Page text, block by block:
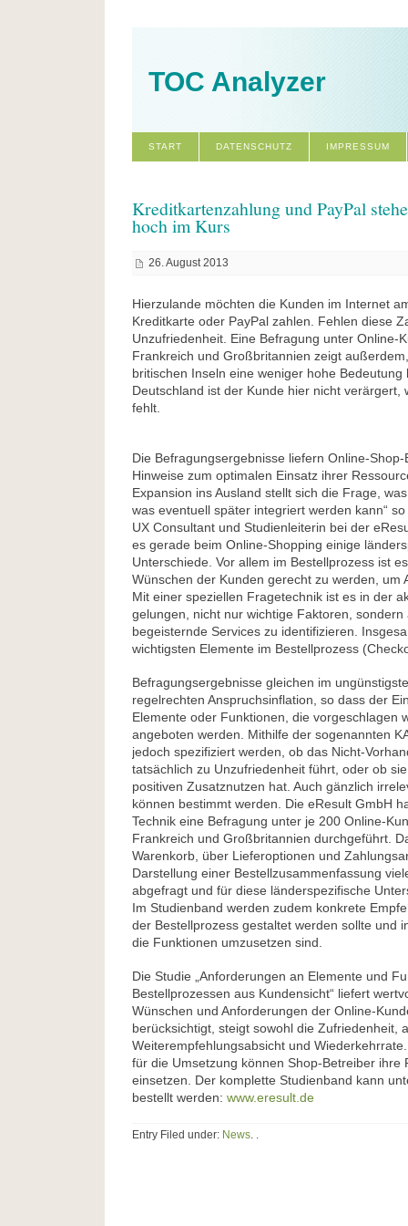
TOC Analyzer
START DATENSCHUTZ IMPRESSUM
Kreditkartenzahlung und PayPal
hoch im Kurs
26. August 2013
Hierzulande möchten die Kunden im Internet
Kreditkarte oder PayPal zahlen. Fehlen diese
Unzufriedenheit. Eine Befragung unter Online-
Frankreich und Großbritannien zeigt
britischen Inseln eine weniger hohe
Deutschland ist der Kunde hier nicht verärgert,
fehlt.
Die Befragungsergebnisse liefern Online-
Hinweise zum optimalen Einsatz ihrer
Expansion ins Ausland stellt sich die Frage,
was eventuell später integriert werden kann“
UX Consultant und Studienleiterin bei der
es gerade beim Online-Shopping einige
Unterschiede. Vor allem im Bestellprozess ist
Wünschen der Kunden gerecht zu werden, um
Mit einer speziellen Fragetechnik ist es in der
gelungen, nicht nur wichtige Faktoren, sondern
begeisternde Services zu identifizieren.
wichtigsten Elemente im Bestellprozess
Befragungsergebnisse gleichen im
regelrechten Anspruchsinflation, so dass der
Elemente oder Funktionen, die vorgeschlagen
angeboten werden. Mithilfe der sogenannten
jedoch spezifiziert werden, ob das Nicht-
tatsächlich zu Unzufriedenheit führt, oder ob
positiven Zusatznutzen hat. Auch gänzlich
können bestimmt werden. Die eResult GmbH
Technik eine Befragung unter je 200 Online-
Frankreich und Großbritannien durchgeführt.
Warenkorb, über Lieferoptionen und
Darstellung einer Bestellzusammenfassung
abgefragt und für diese länderspezifische
Im Studienband werden zudem konkrete
der Bestellprozess gestaltet werden sollte und
die Funktionen umzusetzen sind.
Die Studie „Anforderungen an Elemente und
Bestellprozessen aus Kundensicht“ liefert
Wünschen und Anforderungen der Online-
berücksichtigt, steigt sowohl die Zufriedenheit,
Weiterempfehlungsabsicht und
für die Umsetzung können Shop-Betreiber ihre
einsetzen. Der komplette Studienband kann
bestellt werden: www.eresult.de
Entry Filed under: News. .